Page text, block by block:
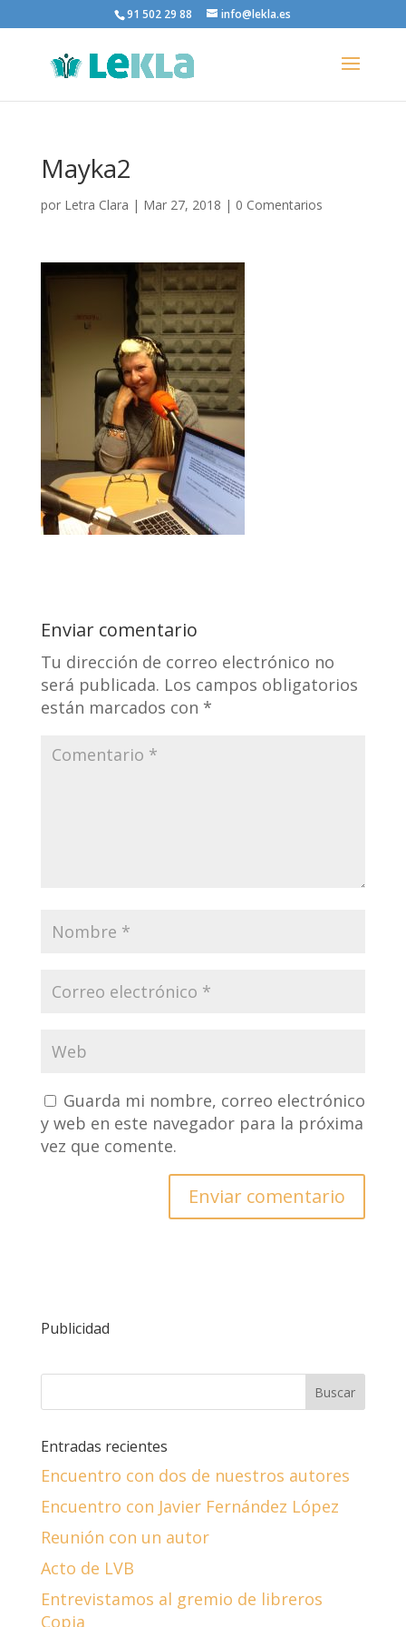
91 502 29 88 info@lekla.es
Mayka2
por Letra Clara | Mar 27, 2018 | 0 Comentarios
Enviar comentario
Tu dirección de correo electrónico no
será publicada. Los campos obligatorios
están marcados con *
Guarda mi nombre, correo electrónico
y web en este navegador para la próxima
vez que comente.
Publicidad
Entradas recientes
Encuentro con dos de nuestros autores
Encuentro con Javier Fernández López
Reunión con un autor
Acto de LVB
Entrevistamos al gremio de libreros
Copia